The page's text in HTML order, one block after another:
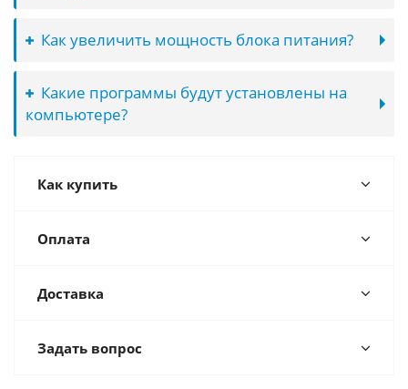
Как увеличить мощность блока питания?
Какие программы будут установлены на
компьютере?
Как купить
Оплата
Доставка
Задать вопрос